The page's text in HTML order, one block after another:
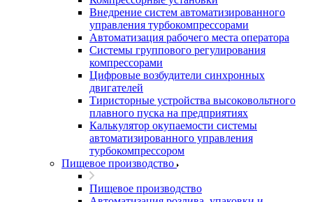
Внедрение систем автоматизированного
управления турбокомпрессорами
Автоматизация рабочего места оператора
Системы группового регулирования
компрессорами
Цифровые возбудители синхронных
двигателей
Тиристорные устройства высоковольтного
плавного пуска на предприятиях
Калькулятор окупаемости системы
автоматизированного управления
турбокомпрессором
Пищевое производство
Пищевое производство